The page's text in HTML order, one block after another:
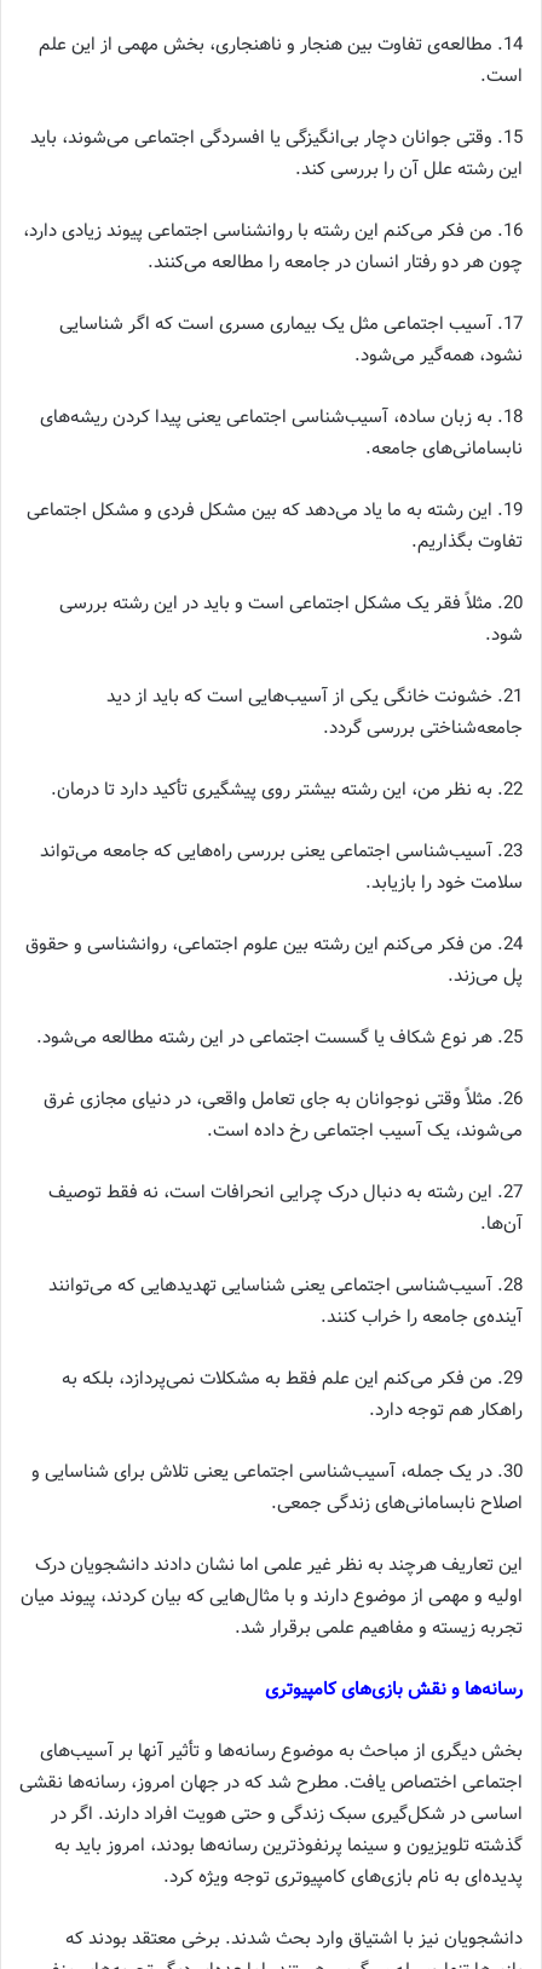
14. مطالعه‌ی تفاوت بین هنجار و ناهنجاری، بخش مهمی از این علم
است.
15. وقتی جوانان دچار بی‌انگیزگی یا افسردگی اجتماعی می‌شوند، باید
این رشته علل آن را بررسی کند.
16. من فکر می‌کنم این رشته با روانشناسی اجتماعی پیوند زیادی دارد،
چون هر دو رفتار انسان در جامعه را مطالعه می‌کنند.
17. آسیب اجتماعی مثل یک بیماری مسری است که اگر شناسایی
نشود، همه‌گیر می‌شود.
18. به زبان ساده، آسیب‌شناسی اجتماعی یعنی پیدا کردن ریشه‌های
نابسامانی‌های جامعه.
19. این رشته به ما یاد می‌دهد که بین مشکل فردی و مشکل اجتماعی
تفاوت بگذاریم.
20. مثلاً فقر یک مشکل اجتماعی است و باید در این رشته بررسی
شود.
21. خشونت خانگی یکی از آسیب‌هایی است که باید از دید
جامعه‌شناختی بررسی گردد.
22. به نظر من، این رشته بیشتر روی پیشگیری تأکید دارد تا درمان.
23. آسیب‌شناسی اجتماعی یعنی بررسی راه‌هایی که جامعه می‌تواند
سلامت خود را بازیابد.
24. من فکر می‌کنم این رشته بین علوم اجتماعی، روانشناسی و حقوق
پل می‌زند.
25. هر نوع شکاف یا گسست اجتماعی در این رشته مطالعه می‌شود.
26. مثلاً وقتی نوجوانان به جای تعامل واقعی، در دنیای مجازی غرق
می‌شوند، یک آسیب اجتماعی رخ داده است.
27. این رشته به دنبال درک چرایی انحرافات است، نه فقط توصیف
آن‌ها.
28. آسیب‌شناسی اجتماعی یعنی شناسایی تهدیدهایی که می‌توانند
آینده‌ی جامعه را خراب کنند.
29. من فکر می‌کنم این علم فقط به مشکلات نمی‌پردازد، بلکه به
راهکار هم توجه دارد.
30. در یک جمله، آسیب‌شناسی اجتماعی یعنی تلاش برای شناسایی و
اصلاح نابسامانی‌های زندگی جمعی.
این تعاریف هرچند به نظر غیر علمی اما نشان دادند دانشجویان درک
اولیه و مهمی از موضوع دارند و با مثال‌هایی که بیان کردند، پیوند میان
تجربه‌ زیسته و مفاهیم علمی برقرار شد.
رسانه‌ها و نقش بازی‌های کامپیوتری
بخش دیگری از مباحث به موضوع رسانه‌ها و تأثیر آنها بر آسیب‌های
اجتماعی اختصاص یافت. مطرح شد که در جهان امروز، رسانه‌ها نقشی
اساسی در شکل‌گیری سبک زندگی و حتی هویت افراد دارند. اگر در
گذشته تلویزیون و سینما پرنفوذترین رسانه‌ها بودند، امروز باید به
پدیده‌ای به نام بازی‌های کامپیوتری توجه ویژه کرد.
دانشجویان نیز با اشتیاق وارد بحث شدند. برخی معتقد بودند که